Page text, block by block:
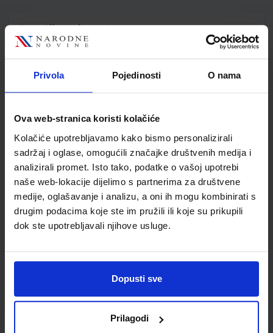
Privola Pojedinosti O nama
Ova web-stranica koristi kolačiće
Kolačiće upotrebljavamo kako bismo personalizirali
sadržaj i oglase, omogućili značajke društvenih medija i
analizirali promet. Isto tako, podatke o vašoj upotrebi
naše web-lokacije dijelimo s partnerima za društvene
medije, oglašavanje i analizu, a oni ih mogu kombinirati s
drugim podacima koje ste im pružili ili koje su prikupili
dok ste upotrebljavali njihove usluge.
Dopusti sve
Prilagodi
Detalji proizvoda
Šifra proizvoda
Newsletter prijava
Prijavite se kako bi primali informacije o novim
proizvodima i uslugama, akcijama i drugim
pogodnostima